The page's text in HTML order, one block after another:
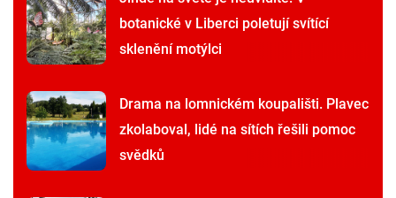
botanické v Liberci poletují svítící
sklenění motýlci
Drama na lomnickém koupališti. Plavec
zkolaboval, lidé na sítích řešili pomoc
svědků